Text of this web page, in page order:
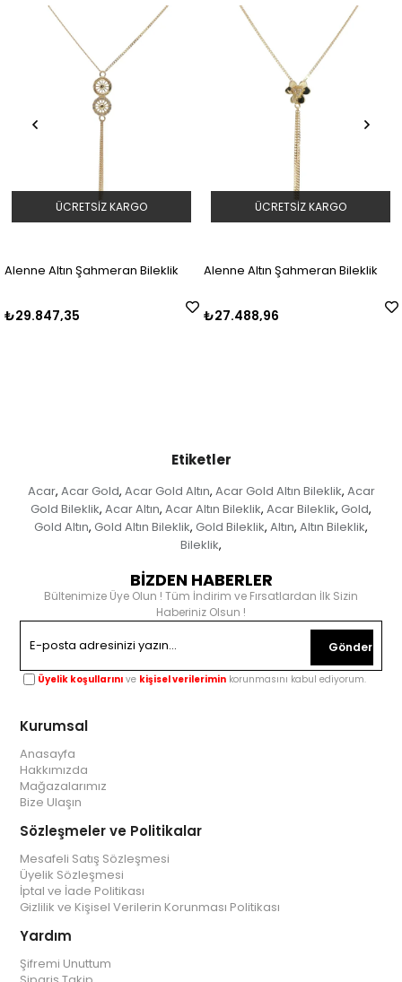
Alenne Altın Şahmeran Bileklik
₺29.847,35
ÜCRETSIZ KARGO
Alenne Altın Şahmeran Bileklik
₺27.488,96
ÜCRETSIZ KARGO
Etiketler
Acar, Acar Gold, Acar Gold Altın, Acar Gold Altın Bileklik, Acar
Gold Bileklik, Acar Altın, Acar Altın Bileklik, Acar Bileklik, Gold,
Gold Altın, Gold Altın Bileklik, Gold Bileklik, Altın, Altın Bileklik,
Bileklik,
BİZDEN HABERLER
Bültenimize Üye Olun ! Tüm İndirim ve Fırsatlardan İlk Sizin
Haberiniz Olsun !
Gönder
Üyelik koşullarını ve kişisel verilerimin korunmasını kabul ediyorum.
Kurumsal
Anasayfa
Hakkımızda
Mağazalarımız
Bize Ulaşın
Sözleşmeler ve Politikalar
Mesafeli Satış Sözleşmesi
Üyelik Sözleşmesi
İptal ve İade Politikası
Gizlilik ve Kişisel Verilerin Korunması Politikası
Yardım
Şifremi Unuttum